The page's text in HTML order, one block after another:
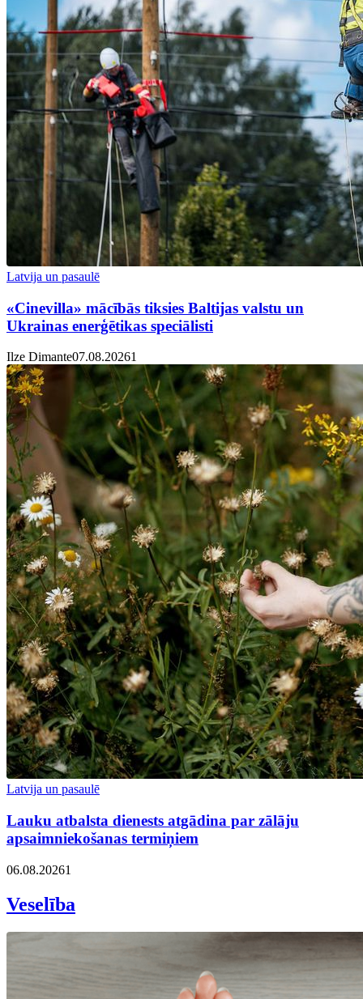
Latvija un pasaulē
«Cinevilla» mācībās tiksies Baltijas valstu un
Ukrainas enerģētikas speciālisti
Ilze Dimante07.08.20261
Latvija un pasaulē
Lauku atbalsta dienests atgādina par zālāju
apsaimniekošanas termiņiem
06.08.20261
Veselība